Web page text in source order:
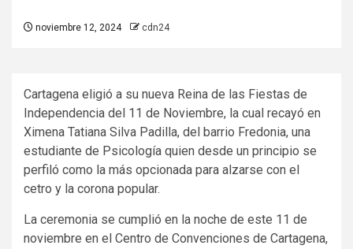
noviembre 12, 2024 cdn24
Cartagena eligió a su nueva Reina de las Fiestas de
Independencia del 11 de Noviembre, la cual recayó en
Ximena Tatiana Silva Padilla, del barrio Fredonia, una
estudiante de Psicología quien desde un principio se
perfiló como la más opcionada para alzarse con el
cetro y la corona popular.
La ceremonia se cumplió en la noche de este 11 de
noviembre en el Centro de Convenciones de Cartagena,